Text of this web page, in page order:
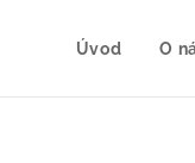
Úvod O